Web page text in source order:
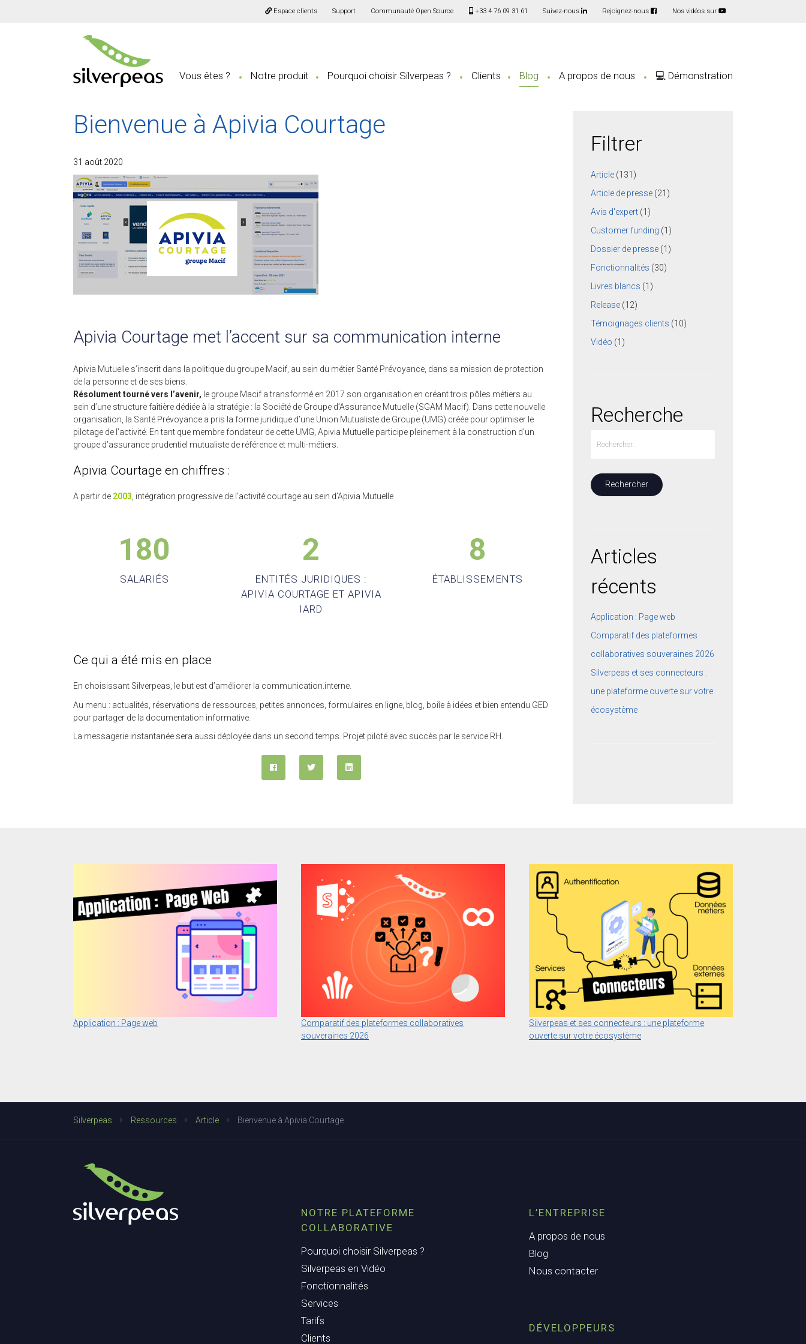
Espace clients Support Communauté Open Source +33 4 76 09 31 61 Suivez-nous Rejoignez-nous Nos vidéos sur
Vous êtes ? Notre produit Pourquoi choisir Silverpeas ? Clients Blog A propos de nous 💻 Démonstration
Bienvenue à Apivia Courtage
31 août 2020
Apivia Courtage met l’accent sur sa communication interne
Apivia Mutuelle s’inscrit dans la politique du groupe Macif, au sein du métier Santé Prévoyance, dans sa mission de protection
de la personne et de ses biens.
Résolument tourné vers l’avenir, le groupe Macif a transformé en 2017 son organisation en créant trois pôles métiers au
sein d’une structure faîtière dédiée à la stratégie : la Société de Groupe d’Assurance Mutuelle (SGAM Macif). Dans cette nouvelle
organisation, la Santé Prévoyance a pris la forme juridique d’une Union Mutualiste de Groupe (UMG) créée pour optimiser le
pilotage de l’activité. En tant que membre fondateur de cette UMG, Apivia Mutuelle participe pleinement à la construction d’un
groupe d’assurance prudentiel mutualiste de référence et multi-métiers.
Apivia Courtage en chiffres :
A partir de 2003 , intégration progressive de l’activité courtage au sein d’Apivia Mutuelle
180
SALARIÉS
2
ENTITÉS JURIDIQUES :
APIVIA COURTAGE ET APIVIA
IARD
8
ÉTABLISSEMENTS
Ce qui a été mis en place
En choisissant Silverpeas, le but est d’améliorer la communication.interne.
Au menu : actualités, réservations de ressources, petites annonces, formulaires en ligne, blog, boiîe à idées et bien entendu GED
pour partager de la documentation informative.
La messagerie instantanée sera aussi déployée dans un second temps. Projet piloté avec succès par le service RH.
Filtrer
Article (131)
Article de presse (21)
Avis d'expert (1)
Customer funding (1)
Dossier de presse (1)
Fonctionnalités (30)
Livres blancs (1)
Release (12)
Témoignages clients (10)
Vidéo (1)
Recherche
Articles
récents
Application : Page web
Comparatif des plateformes
collaboratives souveraines 2026
Silverpeas et ses connecteurs :
une plateforme ouverte sur votre
écosystème
Application : Page web
Comparatif des plateformes collaboratives
souveraines 2026
Silverpeas et ses connecteurs : une plateforme
ouverte sur votre écosystème
Silverpeas Ressources Article Bienvenue à Apivia Courtage
NOTRE PLATEFORME
COLLABORATIVE
Pourquoi choisir Silverpeas ?
Silverpeas en Vidéo
Fonctionnalités
Services
Tarifs
Clients
L’ENTREPRISE
A propos de nous
Blog
Nous contacter
DÉVELOPPEURS